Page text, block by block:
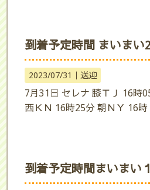
到着予定時間 まいまい
2023/07/31｜ 送迎
7月31日 セレナ 膝ＴＪ 16時
西ＫＮ 16時25分 朝ＮＹ 16時
到着予定時間まいまい１